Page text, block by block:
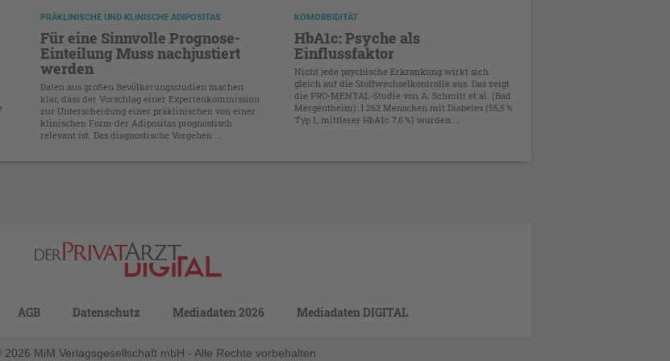
PRÄKLINISCHE UND KLINISCHE ADIPOSITAS
Für eine Sinnvolle Prognose-
Einteilung Muss nachjustiert
werden
Daten aus großen Bevölkerungsstudien machen
klar, dass der Vorschlag einer Expertenkommission
zur Unterscheidung einer präklinischen von einer
klinischen Form der Adipositas prognostisch
relevant ist. Das diagnostische Vorgehen ...
KOMORBIDITÄT
HbA1c: Psyche als
Einflussfaktor
Nicht jede psychische Erkrankung wirkt sich
gleich auf die Stoffwechselkontrolle aus. Das zeigt
die PRO-MENTAL-Studie von A. Schmitt et al. (Bad
Mergentheim): 1 262 Menschen mit Diabetes (55,5 %
Typ 1, mittlerer HbA1c 7,6 %) wurden ...
AGB Datenschutz Mediadaten 2026 Mediadaten DIGITAL
2026 MiM Verlagsgesellschaft mbH - Alle Rechte vorbehalten